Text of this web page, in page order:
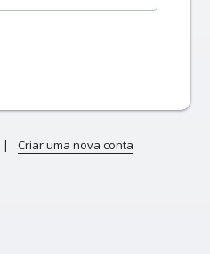
| Criar uma nova conta